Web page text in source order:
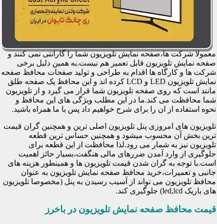
معمولا شرکت ها،صفحه نمایش تلویزیون شما را گارانتی نمی کنند و
صفحه نمایش تلویزیون قابل تعمیر هم نیست.به همین دلیل برخی
شرکت ها و کارگاه ها اقدام به طراحی و تولید صفحات محافظ صفحه
نمایش تلویزیون LED و LCD کرده اند و این محافظ یک صفحه طلق
مانند است که روی صفحه تلویزیون شما قرار می گیرد و از تلویزیون
شما محافظت می کند.ما در این مطلب ویژگی های این محافظ و
نحوه استفاده از ان را برای شرح خواهیم داد پس با ما همراه باشید.
تلویزیون های امروزی پنل تلویزیون اصلی ترین و همچنین گران قیمت
ترین بخش آن محسوب میشود و همچنین حساس ترین قطعه
تلویزیون نیز به شمار می رود.لذا محافظت از این قطعه برای
جلوگیری از وارد آمدن ضررهای مالی هنگفت،بسیار حائز اهمیت
است.با توجه به گران شدن قیمت تلویزیون ها و همینطور هزینه های
جانبی و تعمیرات،خرید محافظ صفحه نمایش تلویزیون به عنوان
محافظ تلویزیون می تواند از آسیب رسیدن به پنل (مخصوصا تلویزیون
های باریک led,lcd) جلوگیری کند.
قیمت محافظ صفحه نمایش تلویزیون در باخرز